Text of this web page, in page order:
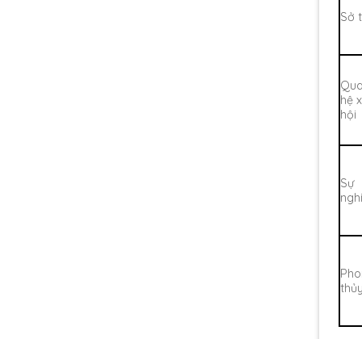
Sở
hệ
hội
Sự
thủy